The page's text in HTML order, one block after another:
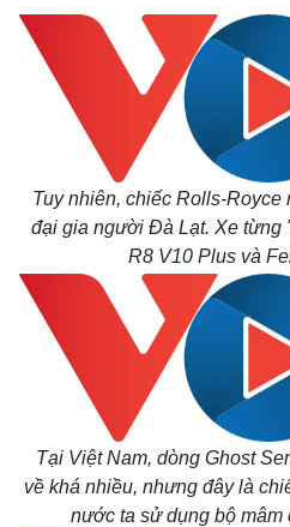
Tuy nhiên, chiếc Rolls-Royce
đại gia người Đà Lạt. Xe từng
R8 V10 Plus và
Tại Việt Nam, dòng Ghost
về khá nhiều, nhưng đây là
nước ta sử dụng bộ mâm